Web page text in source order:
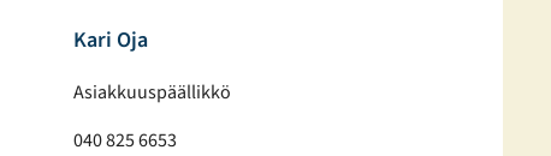
Kari Oja
Asiakkuuspäällikkö
040 825 6653